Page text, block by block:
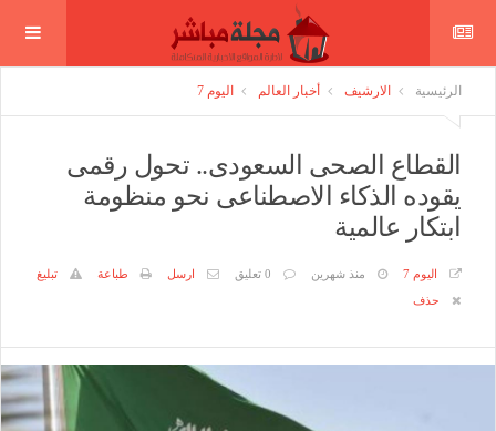
الرئيسية الارشيف أخبار العالم اليوم 7
القطاع الصحى السعودى.. تحول رقمى
يقوده الذكاء الاصطناعى نحو منظومة
ابتكار عالمية
اليوم 7 منذ شهرين 0 تعليق ارسل طباعة
تبليغ
حذف